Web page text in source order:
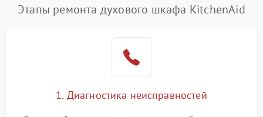
Этапы ремонта духового шкафа KitchenAid
1. Диагностика неисправностей